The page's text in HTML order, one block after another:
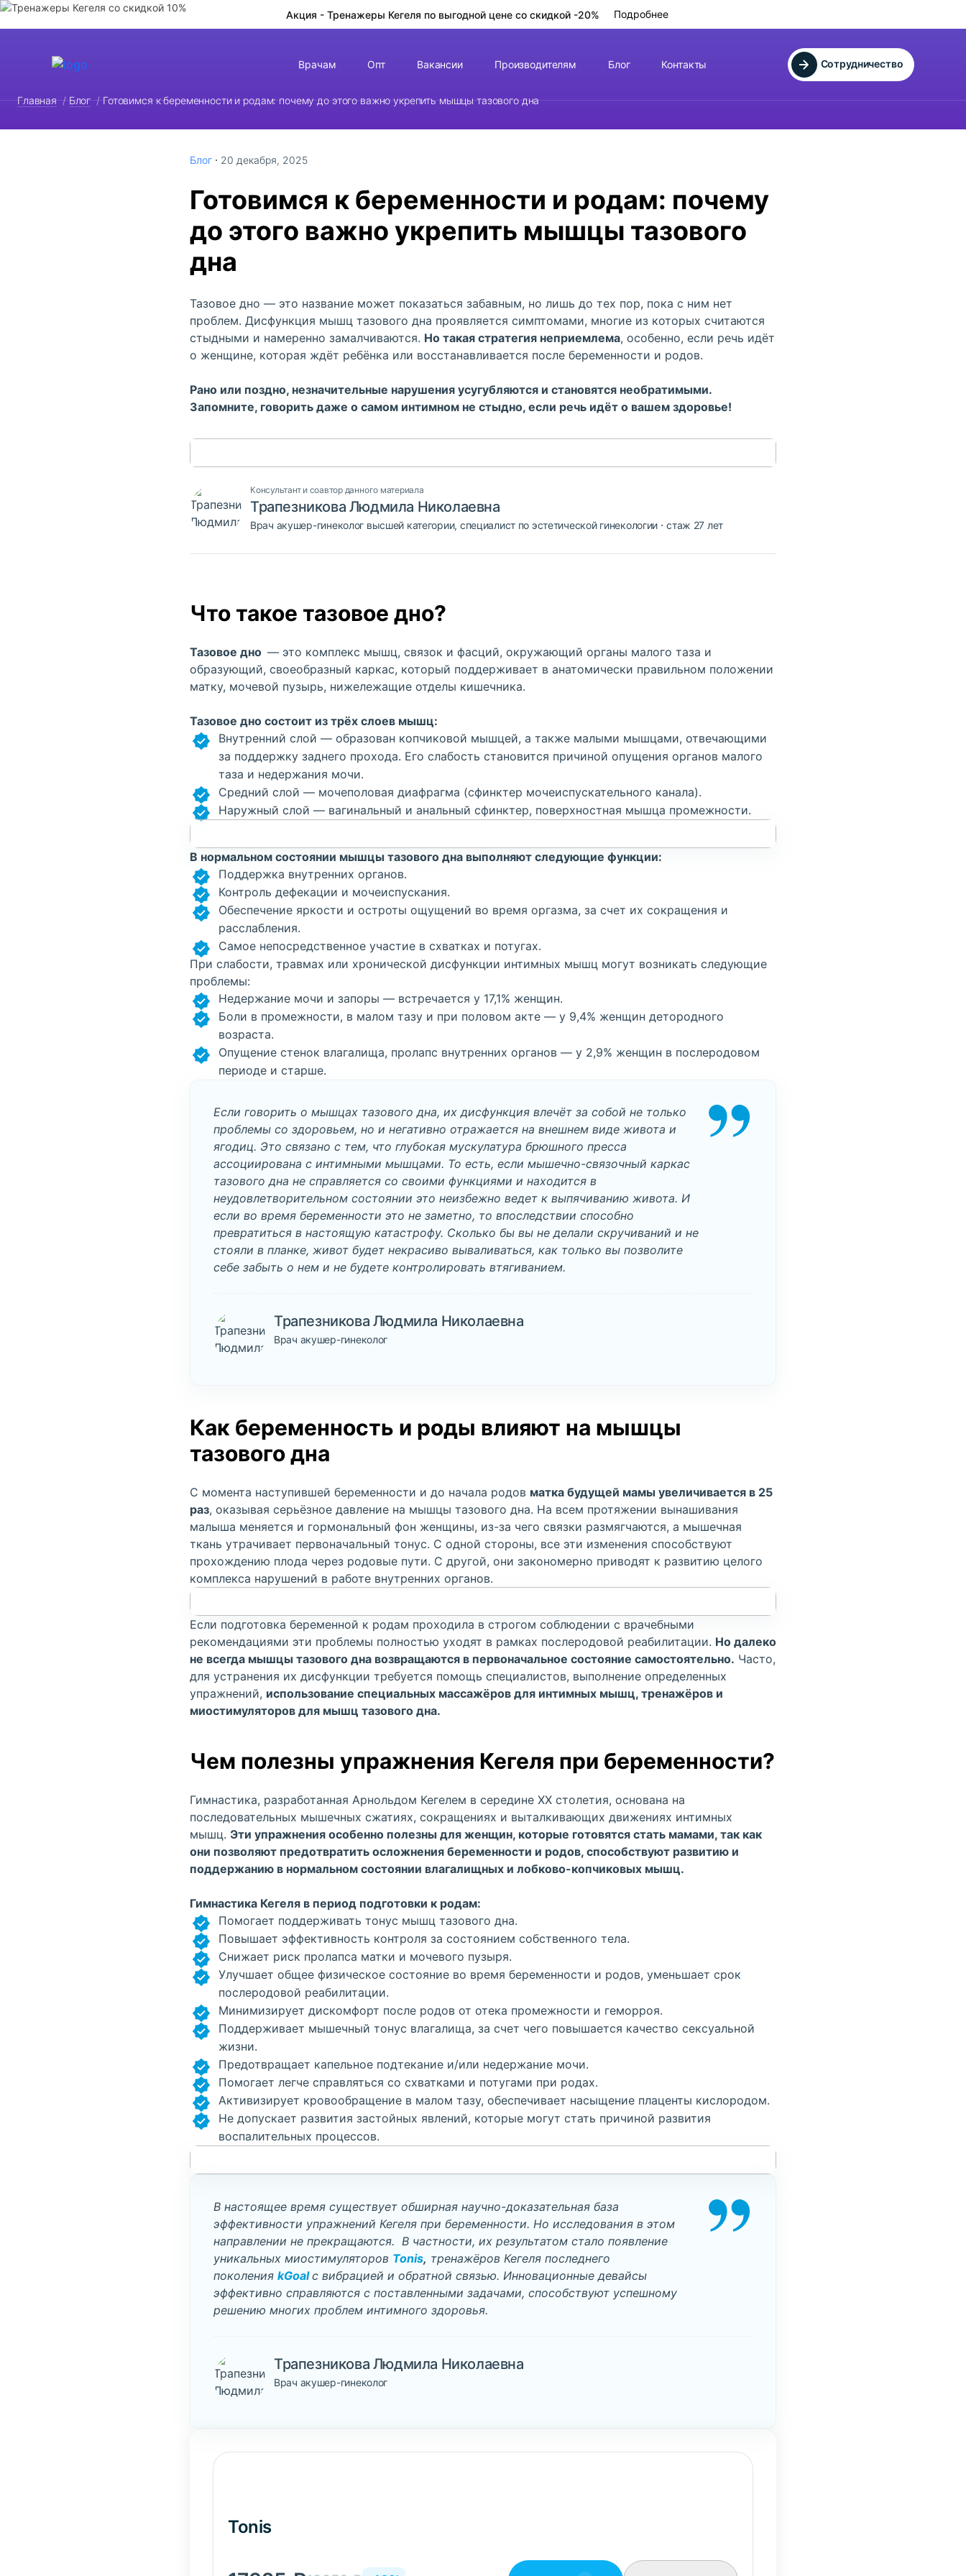
Акция - Тренажеры Кегеля по выгодной цене со скидкой -20% Подробнее
Врачам Опт Вакансии Производителям Блог Контакты Сотрудничество
Главная / Блог / Готовимся к беременности и родам: почему до этого важно укрепить мышцы тазового дна
Блог 20 декабря, 2025
Готовимся к беременности и родам: почему
до этого важно укрепить мышцы тазового
дна
Тазовое дно — это название может показаться забавным, но лишь до тех пор, пока с ним нет
проблем. Дисфункция мышц тазового дна проявляется симптомами, многие из которых считаются
стыдными и намеренно замалчиваются. Но такая стратегия неприемлема, особенно, если речь идёт
о женщине, которая ждёт ребёнка или восстанавливается после беременности и родов.
Рано или поздно, незначительные нарушения усугубляются и становятся необратимыми.
Запомните, говорить даже о самом интимном не стыдно, если речь идёт о вашем здоровье!
Консультант и соавтор данного материала
Трапезникова Людмила Николаевна
Врач акушер-гинеколог высшей категории, специалист по эстетической гинекологии стаж 27 лет
Что такое тазовое дно?
Тазовое дно — это комплекс мышц, связок и фасций, окружающий органы малого таза и
образующий, своеобразный каркас, который поддерживает в анатомически правильном положении
матку, мочевой пузырь, нижележащие отделы кишечника.
Тазовое дно состоит из трёх слоев мышц:
Внутренний слой — образован копчиковой мышцей, а также малыми мышцами, отвечающими
за поддержку заднего прохода. Его слабость становится причиной опущения органов малого
таза и недержания мочи.
Средний слой — мочеполовая диафрагма (сфинктер мочеиспускательного канала).
Наружный слой — вагинальный и анальный сфинктер, поверхностная мышца промежности.
В нормальном состоянии мышцы тазового дна выполняют следующие функции:
Поддержка внутренних органов.
Контроль дефекации и мочеиспускания.
Обеспечение яркости и остроты ощущений во время оргазма, за счет их сокращения и
расслабления.
Самое непосредственное участие в схватках и потугах.
При слабости, травмах или хронической дисфункции интимных мышц могут возникать следующие
проблемы:
Недержание мочи и запоры — встречается у 17,1% женщин.
Боли в промежности, в малом тазу и при половом акте — у 9,4% женщин детородного
возраста.
Опущение стенок влагалища, пролапс внутренних органов — у 2,9% женщин в послеродовом
периоде и старше.
Если говорить о мышцах тазового дна, их дисфункция влечёт за собой не только
проблемы со здоровьем, но и негативно отражается на внешнем виде живота и
ягодиц. Это связано с тем, что глубокая мускулатура брюшного пресса
ассоциирована с интимными мышцами. То есть, если мышечно-связочный каркас
тазового дна не справляется со своими функциями и находится в
неудовлетворительном состоянии это неизбежно ведет к выпячиванию живота. И
если во время беременности это не заметно, то впоследствии способно
превратиться в настоящую катастрофу. Сколько бы вы не делали скручиваний и не
стояли в планке, живот будет некрасиво вываливаться, как только вы позволите
себе забыть о нем и не будете контролировать втягиванием.
Трапезникова Людмила Николаевна
Врач акушер-гинеколог
Как беременность и роды влияют на мышцы
тазового дна
С момента наступившей беременности и до начала родов матка будущей мамы увеличивается в 25
раз, оказывая серьёзное давление на мышцы тазового дна. На всем протяжении вынашивания
малыша меняется и гормональный фон женщины, из-за чего связки размягчаются, а мышечная
ткань утрачивает первоначальный тонус. С одной стороны, все эти изменения способствуют
прохождению плода через родовые пути. С другой, они закономерно приводят к развитию целого
комплекса нарушений в работе внутренних органов.
Если подготовка беременной к родам проходила в строгом соблюдении с врачебными
рекомендациями эти проблемы полностью уходят в рамках послеродовой реабилитации. Но далеко
не всегда мышцы тазового дна возвращаются в первоначальное состояние самостоятельно. Часто,
для устранения их дисфункции требуется помощь специалистов, выполнение определенных
упражнений, использование специальных массажёров для интимных мышц, тренажёров и
миостимуляторов для мышц тазового дна.
Чем полезны упражнения Кегеля при беременности?
Гимнастика, разработанная Арнольдом Кегелем в середине XX столетия, основана на
последовательных мышечных сжатиях, сокращениях и выталкивающих движениях интимных
мышц. Эти упражнения особенно полезны для женщин, которые готовятся стать мамами, так как
они позволяют предотвратить осложнения беременности и родов, способствуют развитию и
поддержанию в нормальном состоянии влагалищных и лобково-копчиковых мышц.
Гимнастика Кегеля в период подготовки к родам:
Помогает поддерживать тонус мышц тазового дна.
Повышает эффективность контроля за состоянием собственного тела.
Снижает риск пролапса матки и мочевого пузыря.
Улучшает общее физическое состояние во время беременности и родов, уменьшает срок
послеродовой реабилитации.
Минимизирует дискомфорт после родов от отека промежности и геморроя.
Поддерживает мышечный тонус влагалища, за счет чего повышается качество сексуальной
жизни.
Предотвращает капельное подтекание и/или недержание мочи.
Помогает легче справляться со схватками и потугами при родах.
Активизирует кровообращение в малом тазу, обеспечивает насыщение плаценты кислородом.
Не допускает развития застойных явлений, которые могут стать причиной развития
воспалительных процессов.
В настоящее время существует обширная научно-доказательная база
эффективности упражнений Кегеля при беременности. Но исследования в этом
направлении не прекращаются. В частности, их результатом стало появление
уникальных миостимуляторов Tonis, тренажёров Кегеля последнего
поколения kGoal с вибрацией и обратной связью. Инновационные девайсы
эффективно справляются с поставленными задачами, способствуют успешному
решению многих проблем интимного здоровья.
Трапезникова Людмила Николаевна
Врач акушер-гинеколог
Tonis